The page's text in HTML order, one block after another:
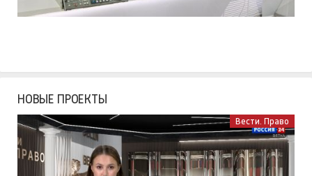
НОВЫЕ ПРОЕКТЫ
Вести. Право